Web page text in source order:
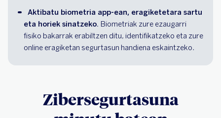
Aktibatu biometria app-ean, eragiketetara sartu
eta horiek sinatzeko. Biometriak zure ezaugarri
fisiko bakarrak erabiltzen ditu, identifikatzeko eta zure
online eragiketan segurtasun handiena eskaintzeko.
Zibersegurtasuna